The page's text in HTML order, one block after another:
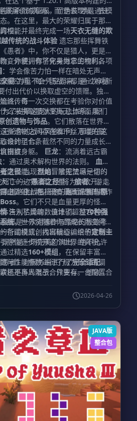
最廉价的筹码，而“伪装”才是通往
的杀戮或征服，而是去理解、去模
。在这里，最大的荣耀归属于那些
相，并最终完成一场天衣无缝的欺
权能
传统的战斗体验 遗忘那些挥舞铁
愚者》中，你不仅是猎人，更是猎
，你便拥有了化身为它的权利。
变外貌，你将完美继承生物的各项
：学会像苦力怕一样在暗处无声起
梭空间。每一场战斗都是一次对新
易力量不会凭空而来。通过神秘
付出代价以换取虚空的馈赠。独特
终，每一次交换都在考验你对价值
么来换取那张至高无上的面具？
派传奇
为了支撑这庞大的玩法体系，我们
创遗物与饰品。它们散落在世界的
些遗物之间存在着千丝万缕的联
命的组合。
无论你的战斗风格如何，都能在这
设计了七条截然不同的力量成长路
由度：
钢铁身躯。 巨龙：流淌着远古霸
：通过奥术解构世界的法则。 血
限潜能。烈焰：掌控焚尽一切的
死亡的边界汲取力量。旅者：游走
面未知的恐
之径当现世的冒险无法满足你的
大门——“愚者之径”将为你敞开。这
之外的土地，只有最具智慧的欺诈
道路上，阻挡你的是七位拥有原
。它们不只是血量更厚的怪
注入了灵魂，设计了超过70种强
都是一次对操作与策略的极致考
行动模式，找出破绽，给予致命一
告别枯燥的数值堆砌，整合包内
统，世界将随着你的成长而变得更
条围绕原创内容精心编织的定制主
导你逐步揭开这个世界的真相。
既然是一场完美的演出，绝不允许
过精选160+模组，在保留丰富内
与性能参数进行了极为苛刻的调
还是多人混战，只要有一台配置合
者》对服务端进行了完全适配，
机不再局限于合作生存。 想象一
你集结流派之力与之抗衡。这就是
vs Player（MvP）非对称1v1
2026-04-26
JAVA版
整合包